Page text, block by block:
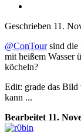
Geschrieben 11.
@ConToursind die
mit heißem Wasser
köcheln?
Edit: grade das Bild
kann ...
Bearbeitet 11.